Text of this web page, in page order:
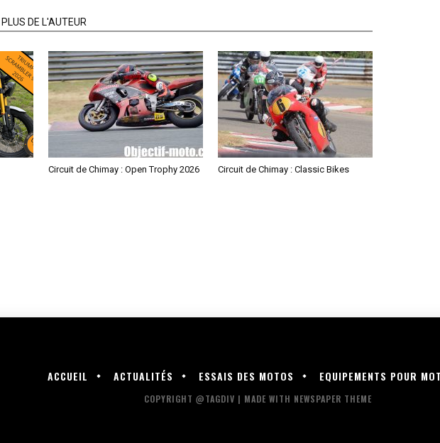
PLUS DE L'AUTEUR
Circuit de Chimay : Open Trophy 2026 Circuit de Chimay : Classic Bikes
ACCUEIL ACTUALITÉS ESSAIS DES MOTOS EQUIPEMENTS POUR
COPYRIGHT @TAGDIV | MADE WITH NEWSPAPER THEME